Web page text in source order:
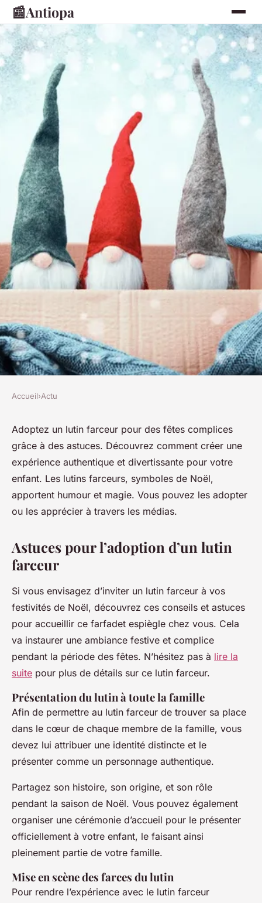
📰Antiopa
Adoption d'un lutin farceur :
conseils et astuces pour des
fêtes complices
josèphe•8 décembre 2023•2 min de lecture
Accueil›Actu
Adoptez un lutin farceur pour des fêtes complices
grâce à des astuces. Découvrez comment créer une
expérience authentique et divertissante pour votre
enfant. Les lutins farceurs, symboles de Noël,
apportent humour et magie. Vous pouvez les adopter
ou les apprécier à travers les médias.
Astuces pour l’adoption d’un lutin
farceur
Si vous envisagez d’inviter un lutin farceur à vos
festivités de Noël, découvrez ces conseils et astuces
pour accueillir ce farfadet espiègle chez vous. Cela
va instaurer une ambiance festive et complice
pendant la période des fêtes. N’hésitez pas à lire la
suite pour plus de détails sur ce lutin farceur.
Présentation du lutin à toute la famille
Afin de permettre au lutin farceur de trouver sa place
dans le cœur de chaque membre de la famille, vous
devez lui attribuer une identité distincte et le
présenter comme un personnage authentique.
Partagez son histoire, son origine, et son rôle
pendant la saison de Noël. Vous pouvez également
organiser une cérémonie d’accueil pour le présenter
officiellement à votre enfant, le faisant ainsi
pleinement partie de votre famille.
Mise en scène des farces du lutin
Pour rendre l’expérience avec le lutin farceur